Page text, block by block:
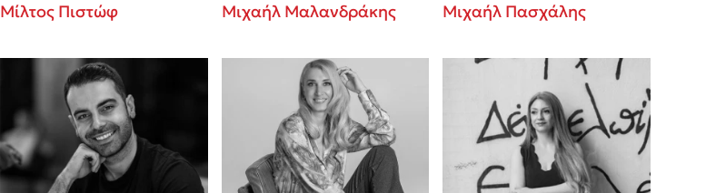
Μίλτος Πιστώφ Μιχαήλ Μαλανδράκης Μιχαήλ Πασχάλης